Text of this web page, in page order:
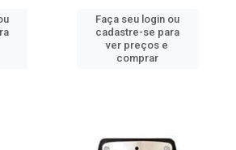
Faça seu login ou
cadastre-se para
ver preços e
comprar